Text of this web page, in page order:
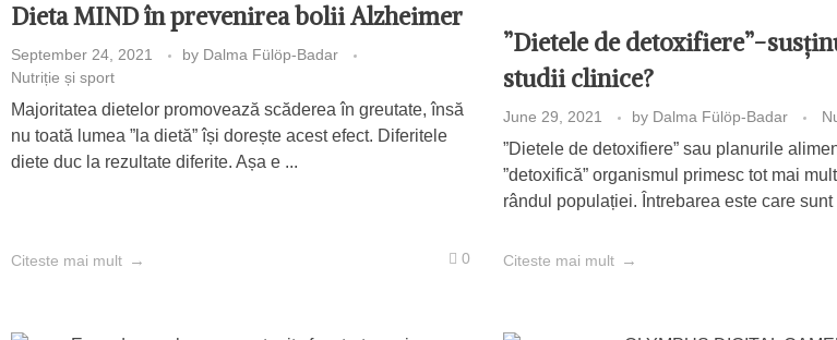
Dieta MIND în prevenirea bolii Alzheimer
September 24, 2021 by Dalma Fülöp-Badar
Nutriție și sport
Majoritatea dietelor promovează scăderea în greutate, însă
nu toată lumea ”la dietă” își dorește acest efect. Diferitele
diete duc la rezultate diferite. Așa e ...
Citeste mai mult 0
”Dietele de detoxifiere”-
studii clinice?
June 29, 2021 by Dalma Fülöp-Badar
”Dietele de detoxifiere” sau planurile
”detoxifică” organismul primesc tot mai
rândul populației. Întrebarea este care sunt
Citeste mai mult